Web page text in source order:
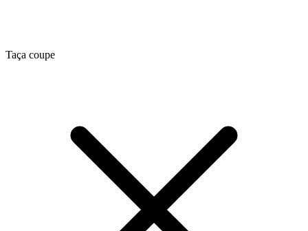
Taça coupe